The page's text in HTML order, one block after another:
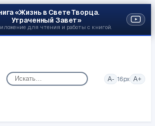
«Жизнь в Свете Творца.
Утраченный Завет»
для чтения и работы с книгой.
A- 16px A+